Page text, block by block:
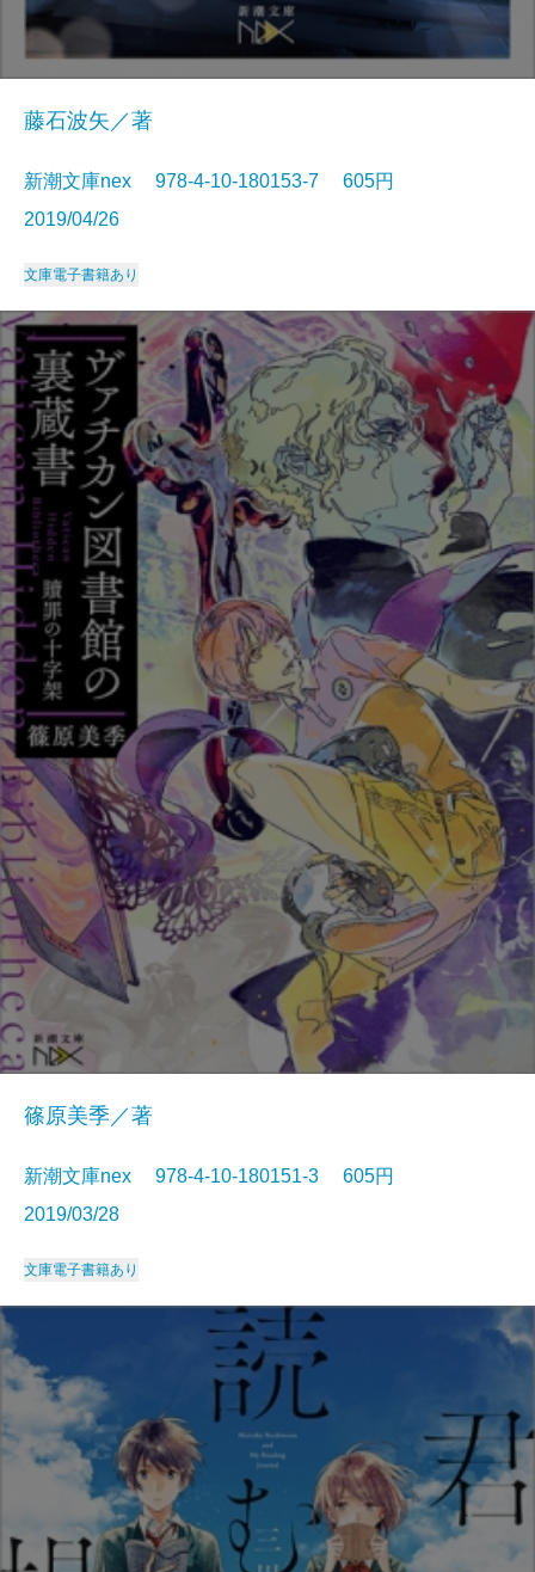
藤石波矢／著
新潮文庫nex 978-4-10-180153-7 605円
2019/04/26
文庫電子書籍あり
篠原美季／著
新潮文庫nex 978-4-10-180151-3 605円
2019/03/28
文庫電子書籍あり